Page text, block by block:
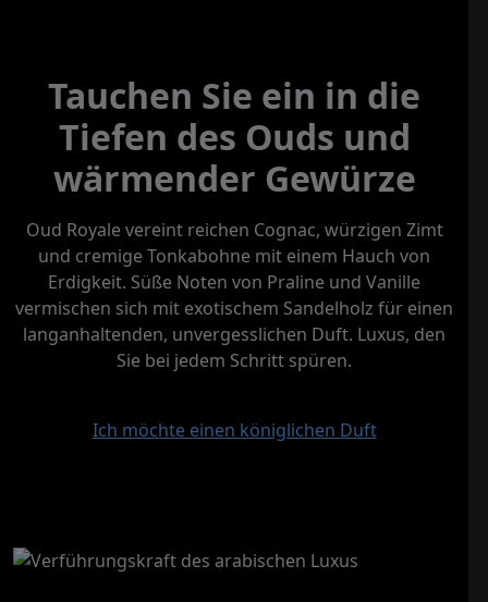
Tauchen Sie ein in die
Tiefen des Ouds und
wärmender Gewürze
Oud Royale vereint reichen Cognac, würzigen Zimt
und cremige Tonkabohne mit einem Hauch von
Erdigkeit. Süße Noten von Praline und Vanille
vermischen sich mit exotischem Sandelholz für einen
langanhaltenden, unvergesslichen Duft. Luxus, den
Sie bei jedem Schritt spüren.
Ich möchte einen königlichen Duft